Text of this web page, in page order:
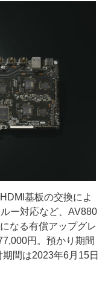
基板の交換によ
ー対応など、AV880
なる有償アップグレ
円。預かり期間
間は2023年6月15日